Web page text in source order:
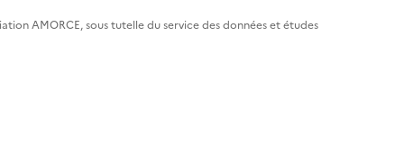
AMORCE, sous tutelle du service des données et études